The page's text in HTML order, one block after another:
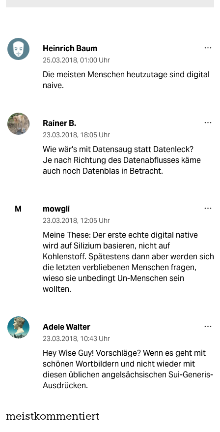
Heinrich Baum
25.03.2018, 01:00 Uhr
Die meisten Menschen heutzutage sind digital
naive.
Rainer B.
23.03.2018, 18:05 Uhr
Wie wär's mit Datensaug statt Datenleck?
Je nach Richtung des Datenabflusses käme
auch noch Datenblas in Betracht.
M mowgli
23.03.2018, 12:05 Uhr
Meine These: Der erste echte digital native
wird auf Silizium basieren, nicht auf
Kohlenstoff. Spätestens dann aber werden sich
die letzten verbliebenen Menschen fragen,
wieso sie unbedingt Un-Menschen sein
wollten.
Adele Walter
23.03.2018, 10:43 Uhr
Hey Wise Guy! Vorschläge? Wenn es geht mit
schönen Wortbildern und nicht wieder mit
diesen üblichen angelsächsischen Sui-Generis-
Ausdrücken.
meistkommentiert